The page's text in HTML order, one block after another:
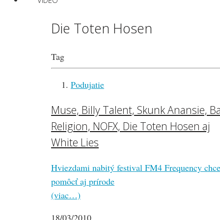
Die Toten Hosen
Tag
Podujatie
Muse, Billy Talent, Skunk Anansie,
Religion, NOFX, Die Toten Hosen aj
White Lies
Hviezdami nabitý festival FM4 Frequency chce
pomôcť aj prírode
(viac…)
18/03/2010